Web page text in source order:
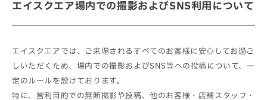
エイスクエア場内での撮影およびSNS利用について
エイスクエアでは、ご来場されるすべてのお客様に安心してお過ご
しいただくため、場内での撮影およびSNS等への投稿について、一
定のルールを設けております。
特に、営利目的での無断撮影や投稿、他のお客様・店舗スタッフ・